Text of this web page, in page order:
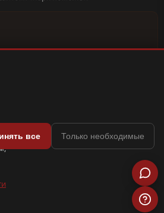
→
| 37. Все права защищены.
📦 YML-фид
.su
все Только необходимые